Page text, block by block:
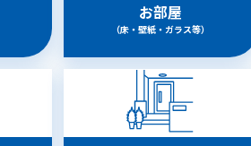
お部屋
（床・壁紙・ガラス等）